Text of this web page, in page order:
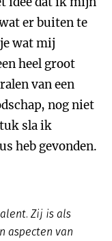
er buiten te
wat mij
heel groot
van een
nog niet
sla ik
heb gevonden.
Zij is als
aspecten van